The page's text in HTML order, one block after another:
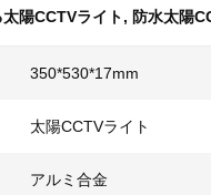
陽CCTVライト, 防水太陽
350*530*17mm
太陽CCTVライト
アルミ合金